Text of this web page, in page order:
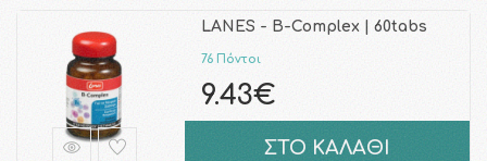
LANES - Β-Complex | 60tabs
76 Πόντοι
9.43€
ΣΤΟ ΚΑΛΑΘΙ